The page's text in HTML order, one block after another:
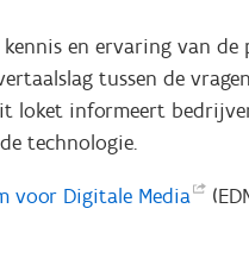
en ervaring van
tussen de
loket informeert
technologie.
voor Digitale Media